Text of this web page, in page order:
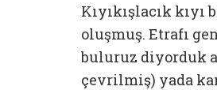
Kıyıkışlacık
oluşmuş. Etrafı
buluruz diyorduk
çevrilmiş) yada